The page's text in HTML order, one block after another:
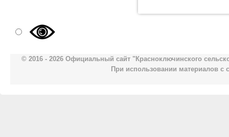
© 2016 - 2026 Официальный сайт "Красноключинского
При использовании материалов с